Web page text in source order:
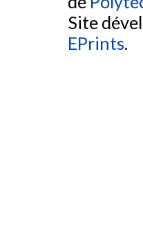
Site
EPrints.